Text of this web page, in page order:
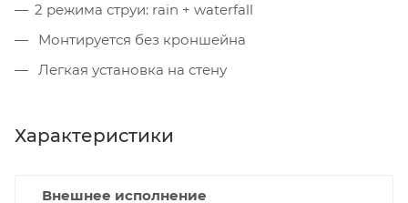
2 режима струи: rain + waterfall
Монтируется без кроншейна
Легкая установка на стену
Характеристики
Внешнее исполнение